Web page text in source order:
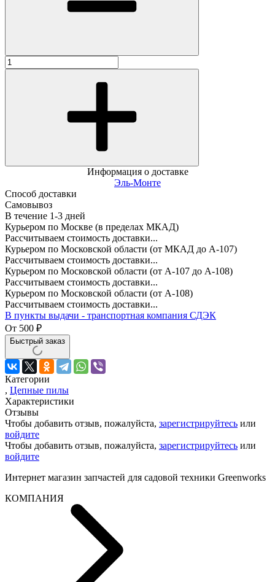
Информация о доставке
Эль-Монте
Способ доставки
Самовывоз
В течение 1-3 дней
Курьером по Москве (в пределах МКАД)
Рассчитываем стоимость доставки...
Курьером по Московской области (от МКАД до А-107)
Рассчитываем стоимость доставки...
Курьером по Московской области (от А-107 до А-108)
Рассчитываем стоимость доставки...
Курьером по Московской области (от А-108)
Рассчитываем стоимость доставки...
В пункты выдачи - транспортная компания СДЭК
От 500 ₽
Быстрый заказ
Категории
, Цепные пилы
Характеристики
Отзывы
Чтобы добавить отзыв, пожалуйста, зарегистрируйтесь или
войдите
Чтобы добавить отзыв, пожалуйста, зарегистрируйтесь или
войдите
Интернет магазин запчастей для садовой техники Greenworks
КОМПАНИЯ